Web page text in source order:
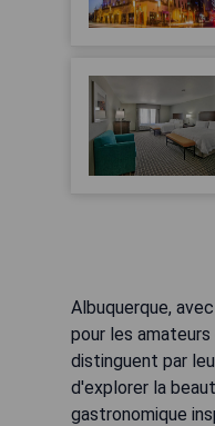
Albuquerque,
pour les
distinguent par
d'explorer la
gastronomique